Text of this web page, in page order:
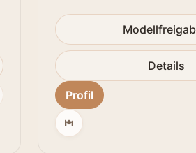
Details
Profil